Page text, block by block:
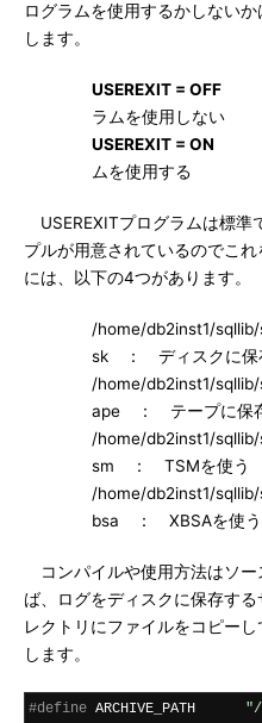
ログラムを使用するかしない
します。
USEREXIT = OFF：
ラムを使用しない
USEREXIT = ON ：
ムを使用する
USEREXITプログラムは標準
プルが用意されているのでこ
には、以下の4つがあります。
/home/db2inst1/
sk ： ディスクに保
/home/db2inst1/
ape ： テープに保
/home/db2inst1/
sm ： TSMを使う
/home/db2inst1/
bsa ： XBSAを使う
コンパイルや使用方法はソー
ば、ログをディスクに保存す
レクトリにファイルをコピー
します。
#define ARCHIVE_PATH "/